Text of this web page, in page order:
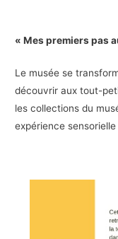
« Mes premiers pas
Le musée se
découvrir aux tout-
les collections du
expérience